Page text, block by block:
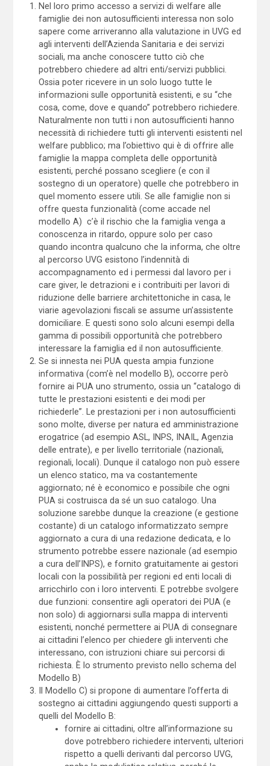
Nel loro primo accesso a servizi di welfare alle
famiglie dei non autosufficienti interessa non solo
sapere come arriveranno alla valutazione in UVG ed
agli interventi dell’Azienda Sanitaria e dei servizi
sociali, ma anche conoscere tutto ciò che
potrebbero chiedere ad altri enti/servizi pubblici.
Ossia poter ricevere in un solo luogo tutte le
informazioni sulle opportunità esistenti, e su “che
cosa, come, dove e quando” potrebbero richiedere.
Naturalmente non tutti i non autosufficienti hanno
necessità di richiedere tutti gli interventi esistenti nel
welfare pubblico; ma l’obiettivo qui è di offrire alle
famiglie la mappa completa delle opportunità
esistenti, perché possano scegliere (e con il
sostegno di un operatore) quelle che potrebbero in
quel momento essere utili. Se alle famiglie non si
offre questa funzionalità (come accade nel
modello A) c’è il rischio che la famiglia venga a
conoscenza in ritardo, oppure solo per caso
quando incontra qualcuno che la informa, che oltre
al percorso UVG esistono l’indennità di
accompagnamento ed i permessi dal lavoro per i
care giver, le detrazioni e i contribuiti per lavori di
riduzione delle barriere architettoniche in casa, le
viarie agevolazioni fiscali se assume un’assistente
domiciliare. E questi sono solo alcuni esempi della
gamma di possibili opportunità che potrebbero
interessare la famiglia ed il non autosufficiente.
Se si innesta nei PUA questa ampia funzione
informativa (com’è nel modello B), occorre però
fornire ai PUA uno strumento, ossia un “catalogo di
tutte le prestazioni esistenti e dei modi per
richiederle”. Le prestazioni per i non autosufficienti
sono molte, diverse per natura ed amministrazione
erogatrice (ad esempio ASL, INPS, INAIL, Agenzia
delle entrate), e per livello territoriale (nazionali,
regionali, locali). Dunque il catalogo non può essere
un elenco statico, ma va costantemente
aggiornato; né è economico e possibile che ogni
PUA si costruisca da sé un suo catalogo. Una
soluzione sarebbe dunque la creazione (e gestione
costante) di un catalogo informatizzato sempre
aggiornato a cura di una redazione dedicata, e lo
strumento potrebbe essere nazionale (ad esempio
a cura dell’INPS), e fornito gratuitamente ai gestori
locali con la possibilità per regioni ed enti locali di
arricchirlo con i loro interventi. E potrebbe svolgere
due funzioni: consentire agli operatori dei PUA (e
non solo) di aggiornarsi sulla mappa di interventi
esistenti, nonché permettere ai PUA di consegnare
ai cittadini l’elenco per chiedere gli interventi che
interessano, con istruzioni chiare sui percorsi di
richiesta. È lo strumento previsto nello schema del
Modello B)
Il Modello C) si propone di aumentare l’offerta di
sostegno ai cittadini aggiungendo questi supporti a
quelli del Modello B:
fornire ai cittadini, oltre all’informazione su
dove potrebbero richiedere interventi, ulteriori
rispetto a quelli derivanti dal percorso UVG,